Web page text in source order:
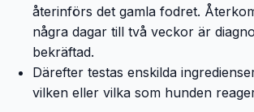
återinförs det gamla fodret.
några dagar till två veckor är
bekräftad.
Därefter testas enskilda
vilken eller vilka som hunden